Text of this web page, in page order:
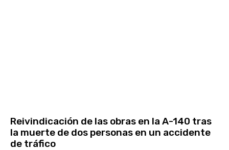
Reivindicación de las obras en la A-140 tras
la muerte de dos personas en un accidente
de tráfico